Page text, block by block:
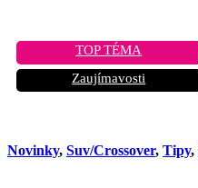
TOP TÉMA
Zaujímavosti
Novinky, Suv/Crossover, Tipy,